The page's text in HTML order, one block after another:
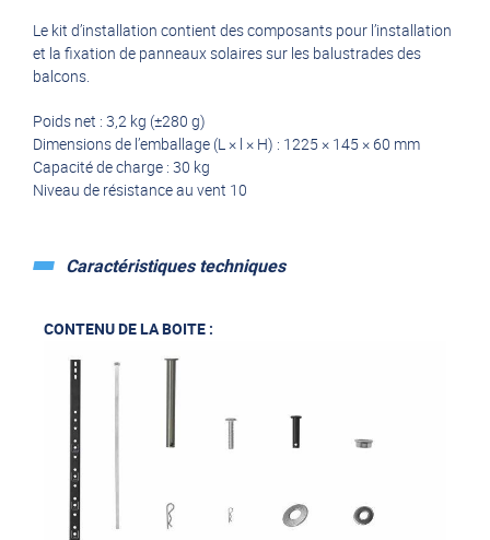
Le kit d’installation contient des composants pour l’installation
et la fixation de panneaux solaires sur les balustrades des
balcons.
Poids net : 3,2 kg (±280 g)
Dimensions de l’emballage (L × l × H) : 1225 × 145 × 60 mm
Capacité de charge : 30 kg
Niveau de résistance au vent 10
Caractéristiques techniques
CONTENU DE LA BOITE :